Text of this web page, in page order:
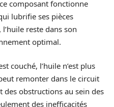
composant fonctionne
lubrifie ses pièces
reste dans son
optimal.
couché, l’huile n’est plus
remonter dans le circuit
obstructions au sein des
des inefficacités